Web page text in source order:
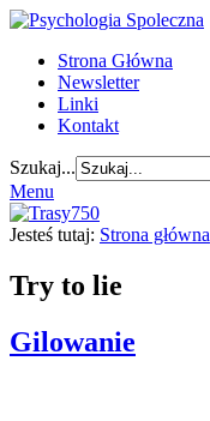
Strona Główna
Newsletter
Linki
Kontakt
Szukaj...
Menu
Jesteś tutaj: Strona główna
Try to lie
Gilowanie